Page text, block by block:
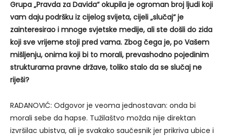
Grupa „Pravda za Davida“ okupila je ogroman broj ljudi koji
vam daju podršku iz cijelog svijeta, cijeli „slučaj“ je
zainteresirao i mnoge svjetske medije, ali ste došli do zida
koji sve vrijeme stoji pred vama. Zbog čega je, po Vašem
mišljenju, onima koji bi to morali, prevashodno pojedinim
strukturama pravne države, toliko stalo da se slučaj ne
riješi?
RADANOVIĆ: Odgovor je veoma jednostavan: onda bi
morali sebe da hapse. Tužilaštvo možda nije direktan
izvršilac ubistva, ali je svakako saučesnik jer prikriva ubice i